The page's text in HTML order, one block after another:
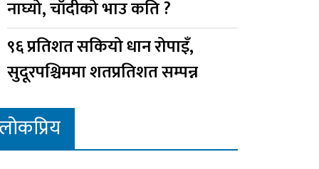
नाघ्यो, चाँदीको भाउ कति ?
९६ प्रतिशत सकियो धान रोपाइँ,
सुदूरपश्चिममा शतप्रतिशत सम्पन्न